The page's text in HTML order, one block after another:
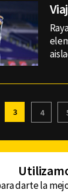
3 4
darte la